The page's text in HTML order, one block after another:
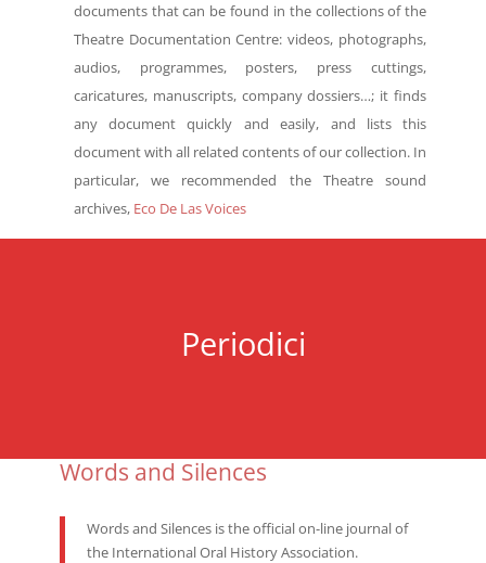
documents that can be found in the collections of the
Theatre Documentation Centre: videos, photographs,
audios, programmes, posters, press cuttings,
caricatures, manuscripts, company dossiers…; it finds
any document quickly and easily, and lists this
document with all related contents of our collection. In
particular, we recommended the Theatre sound
archives, Eco De Las Voices
Periodici
Words and Silences
Words and Silences is the official on-line journal of
the International Oral History Association.